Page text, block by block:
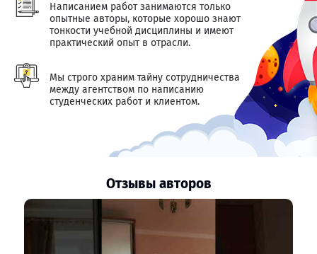
Написанием работ занимаются только
опытные авторы, которые хорошо знают
тонкости учебной дисциплины и имеют
практический опыт в отрасли.
Мы строго храним тайну сотрудничества
между агентством по написанию
студенческих работ и клиентом.
Отзывы авторов